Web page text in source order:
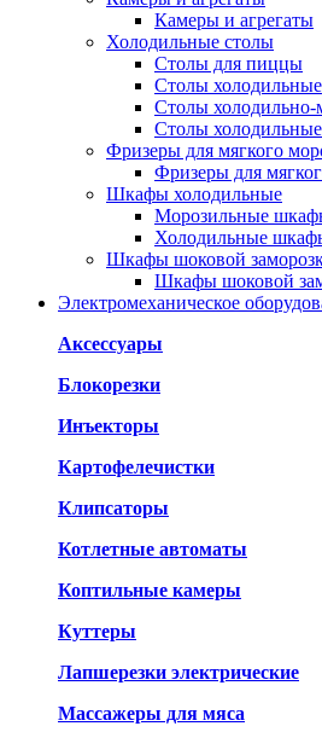
Камеры и агрегаты
Холодильные столы
Столы для пиццы
Столы холодильные
Столы холодильно-
Столы холодильные
Фризеры для мягкого
Фризеры для
Шкафы холодильные
Mорозильные
Холодильные
Шкафы шоковой
Шкафы шоковой
Электромеханическое
Аксессуары
Блокорезки
Инъекторы
Картофелечистки
Клипсаторы
Котлетные автоматы
Коптильные камеры
Куттеры
Лапшерезки электрические
Массажеры для мяса